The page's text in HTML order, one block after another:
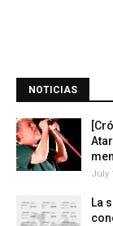
NOTICIAS
July
La